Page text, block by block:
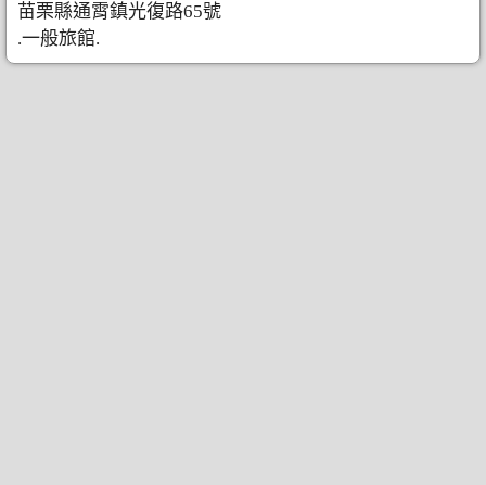
苗栗縣通霄鎮光復路65號
.一般旅館.